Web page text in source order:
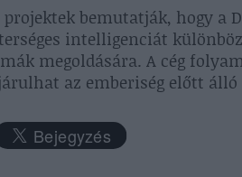
projektek bemutatják, hogy a
intelligenciát
megoldására. A cég
az emberiség előtt